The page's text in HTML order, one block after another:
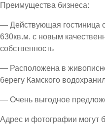
Преимущества бизнеса:
— Действующая гостиница
630кв.м. с новым
собственность
— Расположена в
берегу Камского
— Очень выгодное
Адрес и фотографии могут